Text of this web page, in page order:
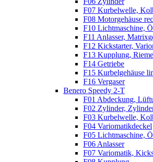
F07 Kurbelwelle,
F08 Motorgehäuse
F10 Lichtmaschine,
F11 Anlasser,
F12 Kickstarter,
F13 Kupplung,
F14 Getriebe
F15 Kurbelgehäuse
F16 Vergaser
Benero Speedy 2-T
F01 Abdeckung,
F02 Zylinder,
F03 Kurbelwelle,
F04 Variomatikdeckel
F05 Lichtmaschine,
F06 Anlasser
F07 Variomatik,